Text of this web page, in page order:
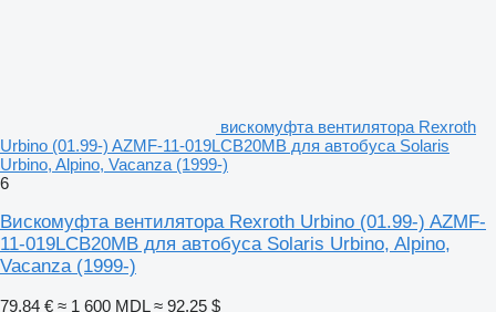
вискомуфта вентилятора Rexroth
Urbino (01.99-) AZMF-11-019LCB20MB для автобуса Solaris
Urbino, Alpino, Vacanza (1999-)
6
Вискомуфта вентилятора Rexroth Urbino (01.99-) AZMF-
11-019LCB20MB для автобуса Solaris Urbino, Alpino,
Vacanza (1999-)
79,84 € ≈ 1 600 MDL ≈ 92,25 $